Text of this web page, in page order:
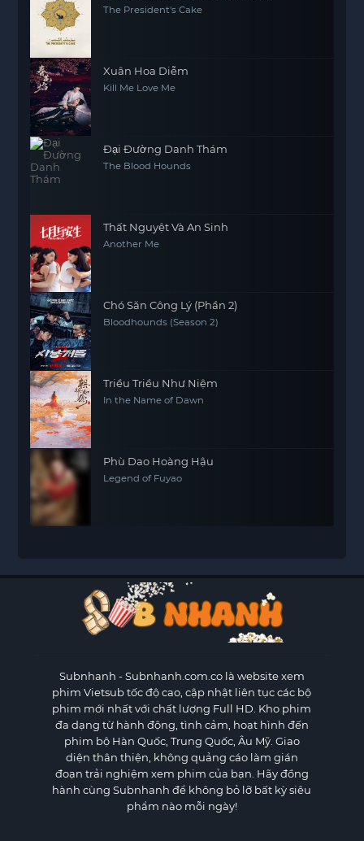
The President's Cake
Xuân Hoa Diễm
Kill Me Love Me
Đại Đường Danh Thám
The Blood Hounds
Thất Nguyệt Và An Sinh
Another Me
Chó Săn Công Lý (Phần 2)
Bloodhounds (Season 2)
Triều Triều Như Niệm
In the Name of Dawn
Phù Dao Hoàng Hậu
Legend of Fuyao
Subnhanh - Subnhanh.com.co là website xem
phim Vietsub tốc độ cao, cập nhật liên tục các bộ
phim mới nhất với chất lượng Full HD. Kho phim
đa dạng từ hành động, tình cảm, hoạt hình đến
phim bộ Hàn Quốc, Trung Quốc, Âu Mỹ. Giao
diện thân thiện, không quảng cáo làm gián
đoạn trải nghiệm xem phim của bạn. Hãy đồng
hành cùng Subnhanh để không bỏ lỡ bất kỳ siêu
phẩm nào mỗi ngày!